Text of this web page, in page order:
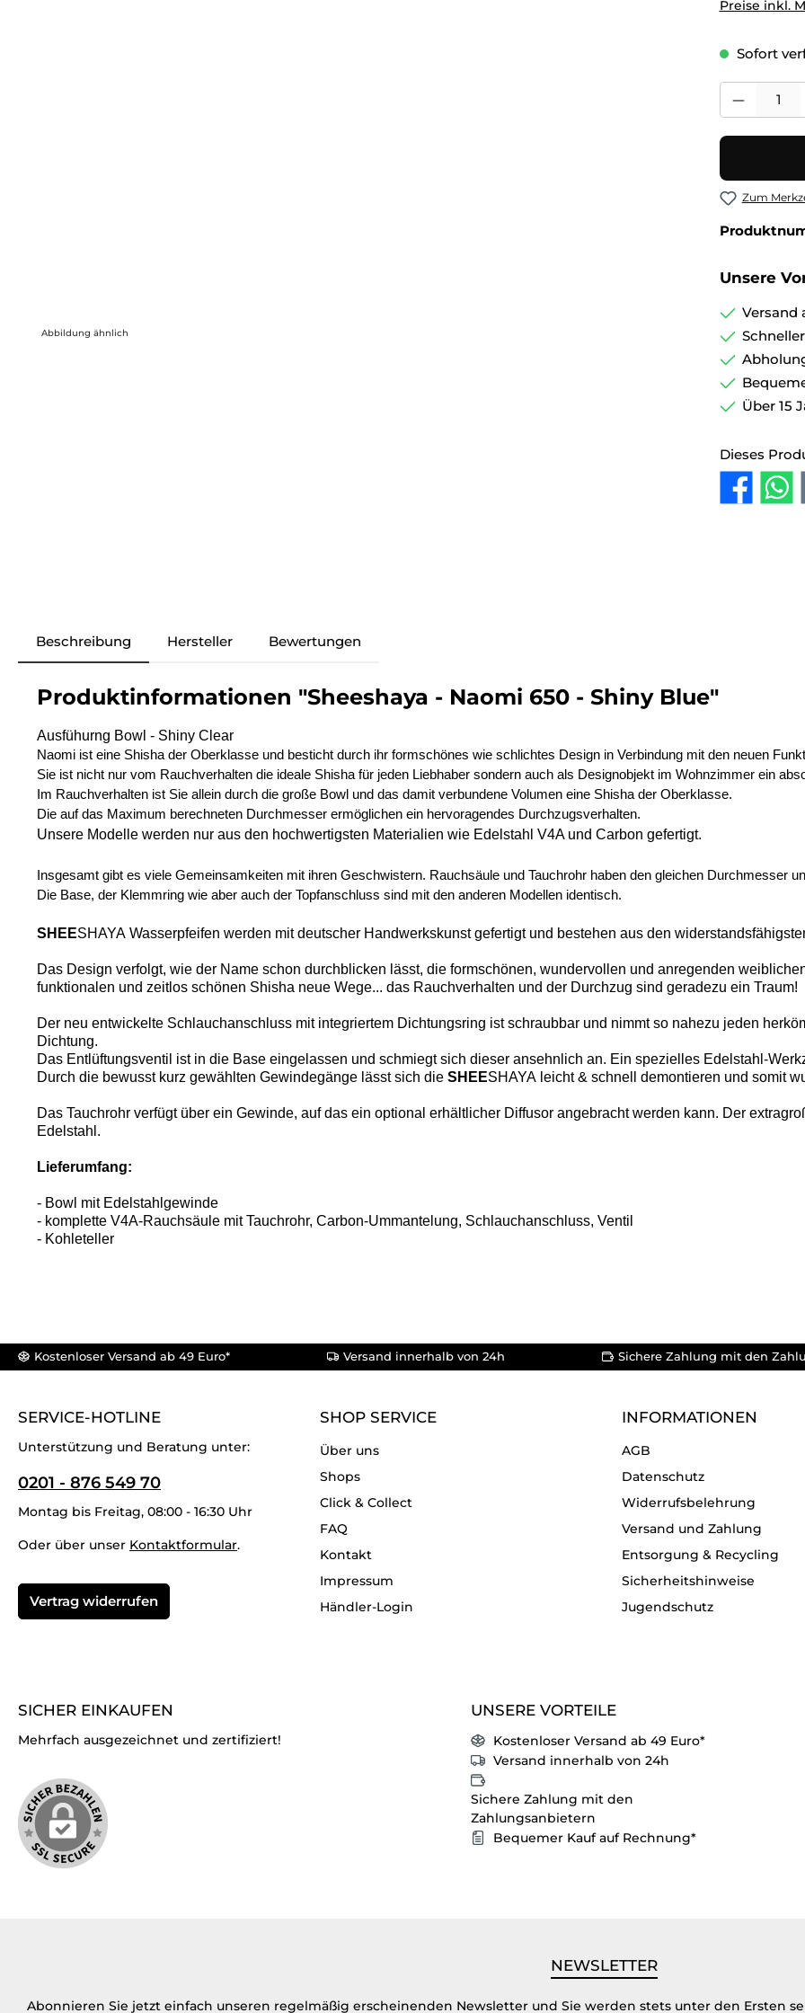
Abbildung ähnlich
Preise inkl.
Sofort
Produkt
Zum
Unsere
Versand
Über 15
Dieses
Beschreibung Hersteller Bewertungen
Produktinformationen "Sheeshaya - Naomi 650 - Shiny Blue"
Ausfühurng Bowl - Shiny Clear
Naomi ist eine Shisha der Oberklasse und besticht durch ihr formschönes wie schlichtes Design in Verbindung mit den neuen
Sie ist nicht nur vom Rauchverhalten die ideale Shisha für jeden Liebhaber sondern auch als Designobjekt im Wohnzimmer ein
Im Rauchverhalten ist Sie allein durch die große Bowl und das damit verbundene Volumen eine Shisha der Oberklasse.
Die auf das Maximum berechneten Durchmesser ermöglichen ein hervoragendes Durchzugsverhalten.
Unsere Modelle werden nur aus den hochwertigsten Materialien wie Edelstahl V4A und Carbon gefertigt.
Insgesamt gibt es viele Gemeinsamkeiten mit ihren Geschwistern. Rauchsäule und Tauchrohr haben den gleichen Durchmesser
Die Base, der Klemmring wie aber auch der Topfanschluss sind mit den anderen Modellen identisch.
SHEESHAYA Wasserpfeifen werden mit deutscher Handwerkskunst gefertigt und bestehen aus den
Das Design verfolgt, wie der Name schon durchblicken lässt, die formschönen, wundervollen und anregenden
funktionalen und zeitlos schönen Shisha neue Wege... das Rauchverhalten und der Durchzug sind geradezu ein Traum!
Der neu entwickelte Schlauchanschluss mit integriertem Dichtungsring ist schraubbar und nimmt so nahezu jeden
Dichtung.
Das Entlüftungsventil ist in die Base eingelassen und schmiegt sich dieser ansehnlich an. Ein spezielles Edelstahl-
Durch die bewusst kurz gewählten Gewindegänge lässt sich die SHEESHAYA leicht & schnell demontieren und somit
Das Tauchrohr verfügt über ein Gewinde, auf das ein optional erhältlicher Diffusor angebracht werden kann. Der
Edelstahl.
Lieferumfang:
- Bowl mit Edelstahlgewinde
- komplette V4A-Rauchsäule mit Tauchrohr, Carbon-Ummantelung, Schlauchanschluss, Ventil
- Kohleteller
Kostenloser Versand ab 49 Euro* Versand innerhalb von 24h Sichere Zahlung mit den
SERVICE-HOTLINE
Unterstützung und Beratung unter:
0201 - 876 549 70
Montag bis Freitag, 08:00 - 16:30 Uhr
Oder über unser Kontaktformular.
Vertrag widerrufen
SHOP SERVICE
Über uns
Shops
Click & Collect
FAQ
Kontakt
Impressum
Händler-Login
INFORMATIONEN
AGB
Datenschutz
Widerrufsbelehrung
Versand und Zahlung
Entsorgung & Recycling
Sicherheitshinweise
Jugendschutz
SICHER EINKAUFEN
Mehrfach ausgezeichnet und zertifiziert!
UNSERE VORTEILE
Kostenloser Versand ab 49 Euro*
Versand innerhalb von 24h
Sichere Zahlung mit den
Zahlungsanbietern
Bequemer Kauf auf Rechnung*
NEWSLETTER
Abonnieren Sie jetzt einfach unseren regelmäßig erscheinenden Newsletter und Sie werden stets unter den Ersten